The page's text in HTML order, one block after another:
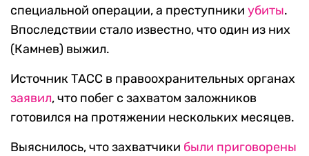
специальной операции, а преступники убиты.
Впоследствии стало известно, что один из них
(Камнев) выжил.
Источник ТАСС в правоохранительных органах
заявил, что побег с захватом заложников
готовился на протяжении нескольких месяцев.
Выяснилось, что захватчики были приговорены